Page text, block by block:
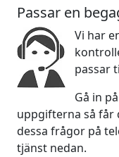
Passar en
Vi har
passar
Gå in
uppgifterna så får
dessa frågor på
tjänst nedan.